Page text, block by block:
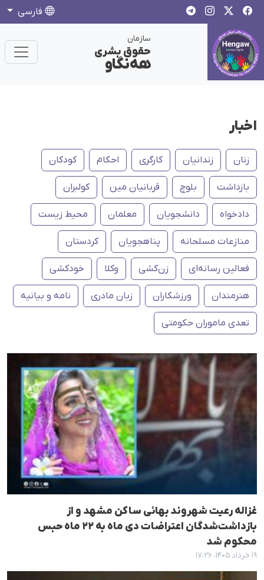
فارسی
سازمان
حقوق بشری
هەنگاو
اخبار
زنان زندانیان کارگری احکام کودکان
بازداشت بلوچ قربانیان مین کولبران
دادخواه دانشجویان معلمان محیط زیست
منازعات مسلحانه پناهجویان کردستان
فعالین رسانەای زن‌کشی وکلا خودکشی
هنرمندان ورزشکاران زبان مادری نامه و بیانیه
تعدی ماموران حکومتی
غزاله رعیت شهروند بهائی ساکن مشهد و از
بازداشت‌شدگان اعتراضات دی ماه به ۲۲ ماه حبس
محکوم شد
۱۹ خرداد ۱۴۰۵، ۱۷:۲۶